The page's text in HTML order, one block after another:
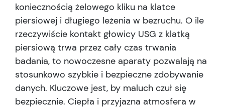
koniecznością żelowego kliku na klatce
piersiowej i długiego leżenia w bezruchu. O ile
rzeczywiście kontakt głowicy USG z klatką
piersiową trwa przez cały czas trwania
badania, to nowoczesne aparaty pozwalają na
stosunkowo szybkie i bezpieczne zdobywanie
danych. Kluczowe jest, by maluch czuł się
bezpiecznie. Ciepła i przyjazna atmosfera w